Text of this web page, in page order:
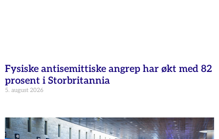
Fysiske antisemittiske angrep har økt med 82
prosent i Storbritannia
5. august 2026